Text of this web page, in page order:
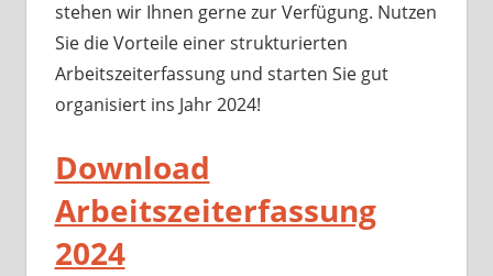
stehen wir Ihnen gerne zur Verfügung. Nutzen
Sie die Vorteile einer strukturierten
Arbeitszeiterfassung und starten Sie gut
organisiert ins Jahr 2024!
Download
Arbeitszeiterfassung
2024